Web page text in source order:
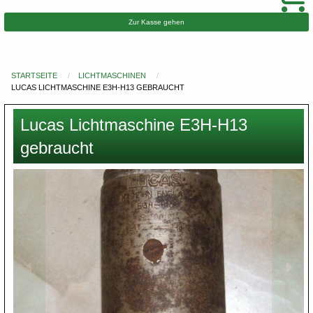
Zur Kasse gehen
Du
hier
STARTSEITE
LICHTMASCHINEN
LUCAS LICHTMASCHINE E3H-H13 GEBRAUCHT
Lucas Lichtmaschine E3H-H13
gebraucht